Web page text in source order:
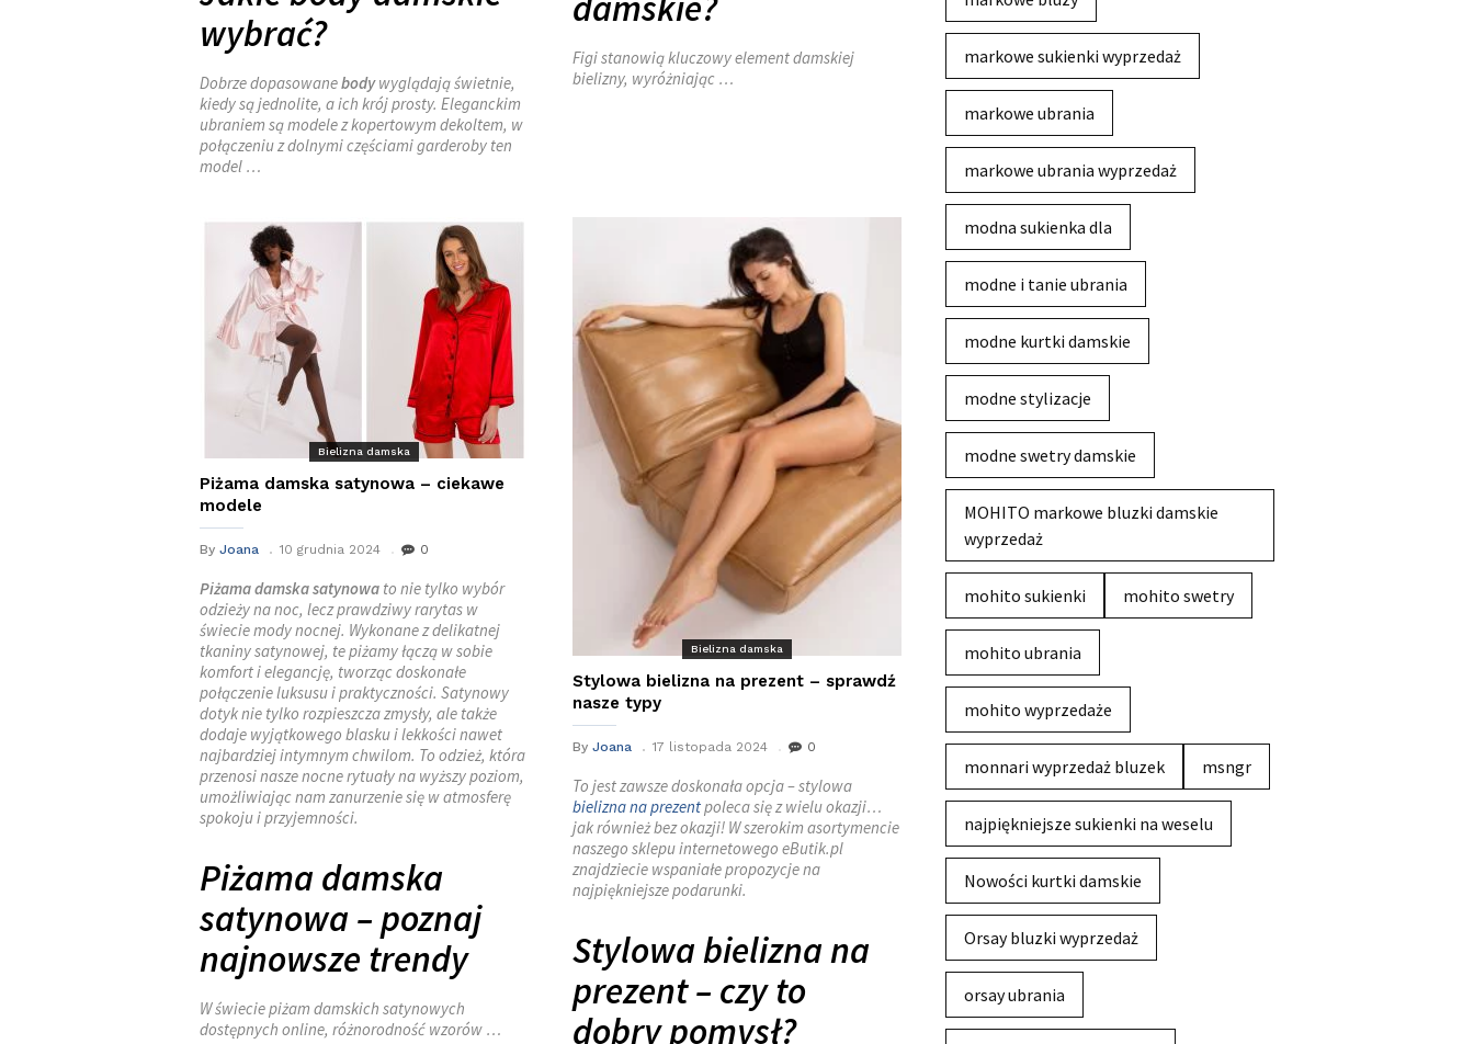
wybrać?
Dobrze dopasowanebodywyglądają świetnie,
kiedy są jednolite, a ich krój prosty. Eleganckim
ubraniem są modele z kopertowym dekoltem, w
połączeniu z dolnymi częściami garderoby ten
model …
Figi stanowią kluczowy element damskiej
bielizny, wyróżniając …
Bielizna damska
Piżama damska satynowa – ciekawe
modele
By Joana 10 grudnia 2024 0
Piżama damska satynowa to nie tylko wybór
odzieży na noc, lecz prawdziwy rarytas w
świecie mody nocnej. Wykonane z delikatnej
tkaniny satynowej, te piżamy łączą w sobie
komfort i elegancję, tworząc doskonałe
połączenie luksusu i praktyczności. Satynowy
dotyk nie tylko rozpieszcza zmysły, ale także
dodaje wyjątkowego blasku i lekkości nawet
najbardziej intymnym chwilom. To odzież, która
przenosi nasze nocne rytuały na wyższy poziom,
umożliwiając nam zanurzenie się w atmosferę
spokoju i przyjemności.
Piżama damska
satynowa – poznaj
najnowsze trendy
W świecie piżam damskich satynowych
dostępnych online, różnorodność wzorów …
Bielizna damska
Stylowa bielizna na prezent – sprawdź
nasze typy
By Joana 17 listopada 2024 0
To jest zawsze doskonała opcja – stylowa
bielizna na prezentpoleca się z wielu okazji…
jak również bez okazji! W szerokim asortymencie
naszego sklepu internetowego eButik.pl
znajdziecie wspaniałe propozycje na
najpiękniejsze podarunki.
Stylowa bielizna na
prezent – czy to
dobry pomysł?
markowe sukienki wyprzedaż
markowe ubrania
markowe ubrania wyprzedaż
modna sukienka dla
modne i tanie ubrania
modne kurtki damskie
modne stylizacje
modne swetry damskie
MOHITO markowe bluzki damskie
wyprzedaż
mohito sukienki mohito swetry
mohito ubrania
mohito wyprzedaże
monnari wyprzedaż bluzek msngr
najpiękniejsze sukienki na weselu
Nowości kurtki damskie
Orsay bluzki wyprzedaż
orsay ubrania